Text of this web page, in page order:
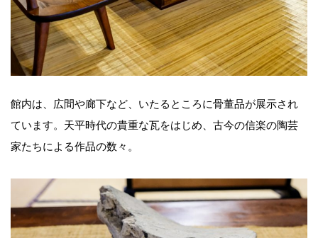
館内は、広間や廊下など、いたるところに骨董品が展示され
ています。天平時代の貴重な瓦をはじめ、古今の信楽の陶芸
家たちによる作品の数々。